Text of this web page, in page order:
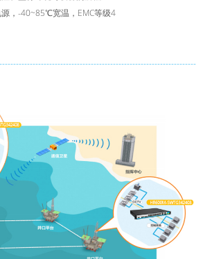
，-40~85℃宽温，EMC等级4